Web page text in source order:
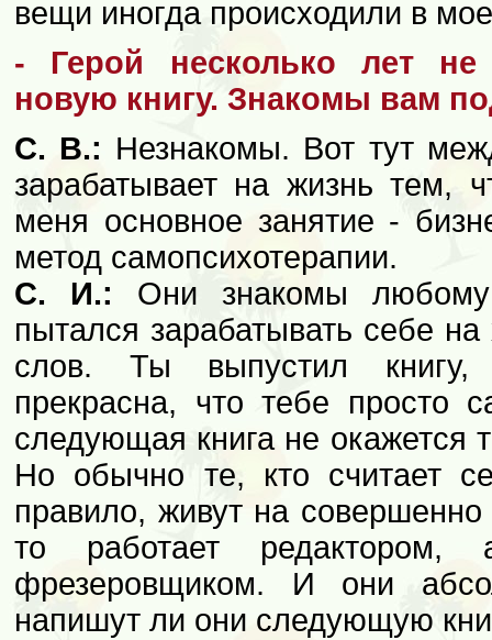
вещи иногда происходили в
- Герой несколько лет не
новую книгу. Знакомы вам
С. В.: Незнакомы. Вот тут
зарабатывает на жизнь тем,
меня основное занятие -
метод самопсихотерапии.
С. И.: Они знакомы любому
пытался зарабатывать себе
слов. Ты выпустил
прекрасна, что тебе просто
следующая книга не окажется
Но обычно те, кто считает
правило, живут на
то работает
фрезеровщиком. И они
напишут ли они следующую